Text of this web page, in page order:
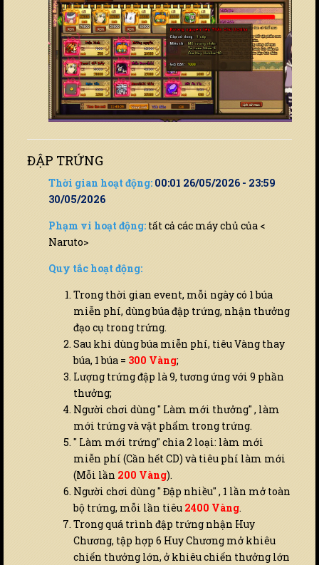
ĐẬP TRỨNG
Thời gian hoạt động: 00:01 26/05/2026 - 23:59
30/05/2026
Phạm vi hoạt động: tất cả các máy chủ của <
Naruto>
Quy tắc hoạt động:
Trong thời gian event, mỗi ngày có 1 búa
miễn phí, dùng búa đập trứng, nhận thưởng
đạo cụ trong trứng.
Sau khi dùng búa miễn phí, tiêu Vàng thay
búa, 1 búa = 300 Vàng;
Lượng trứng đập là 9, tương ứng với 9 phần
thưởng;
Người chơi dùng " Làm mới thưởng" , làm
mới trứng và vật phẩm trong trứng.
" Làm mới trứng" chia 2 loại: làm mới
miễn phí (Cần hết CD) và tiêu phí làm mới
(Mỗi lần 200 Vàng).
Người chơi dùng " Đập nhiều" , 1 lần mở toàn
bộ trứng, mỗi lần tiêu 2400 Vàng.
Trong quá trình đập trứng nhận Huy
Chương, tập hợp 6 Huy Chương mở khiêu
chiến thưởng lớn, ở khiêu chiến thưởng lớn